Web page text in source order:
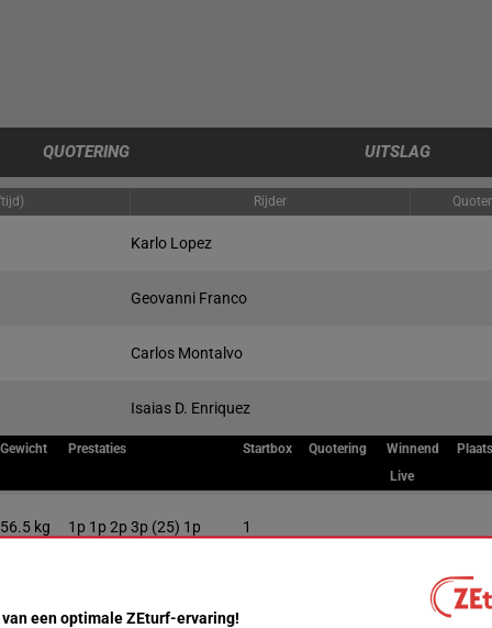
QUOTERING UITSLAG
Rijder
Karlo Lopez
Geovanni Franco
Carlos Montalvo
Isaias D. Enriquez
Gewicht Prestaties Startbox Quotering Winnend
Plaats
Live
56.5 kg 1p 1p 2p 3p (25) 1p 1
een optimale ZEturf-ervaring!